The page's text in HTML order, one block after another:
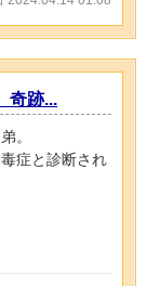
奇跡...
。
症と診断され